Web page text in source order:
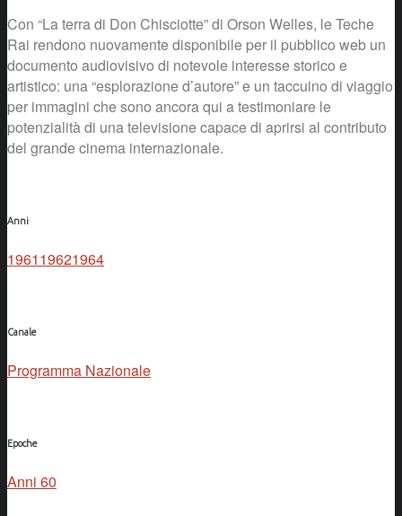
Con “La terra di Don Chisciotte” di Orson Welles, le Teche
Rai rendono nuovamente disponibile per il pubblico web un
documento audiovisivo di notevole interesse storico e
artistico: una “esplorazione d’autore” e un taccuino di viaggio
per immagini che sono ancora qui a testimoniare le
potenzialità di una televisione capace di aprirsi al contributo
del grande cinema internazionale.
Anni
196119621964
Canale
Programma Nazionale
Epoche
Anni 60